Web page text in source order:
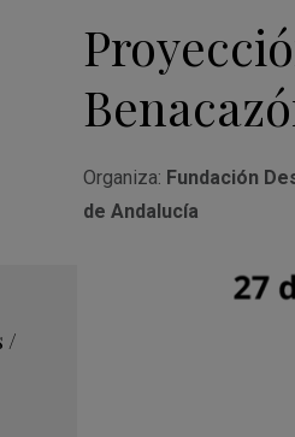
Organiza: Fundación
de Andalucía
/